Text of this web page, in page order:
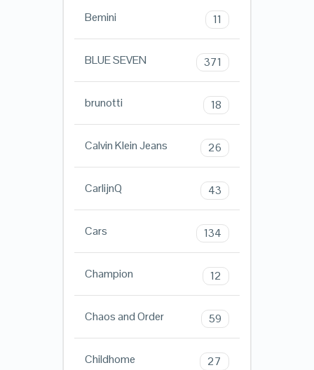
Bemini 11
BLUE SEVEN 371
brunotti 18
Calvin Klein Jeans 26
CarlijnQ 43
Cars 134
Champion 12
Chaos and Order 59
Childhome 27